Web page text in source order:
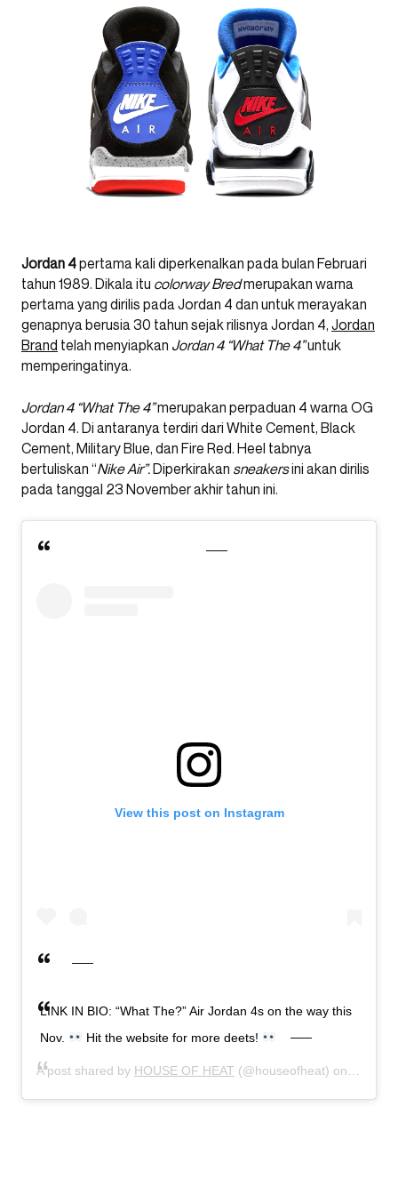
Jordan 4pertama kali diperkenalkan pada bulan Februari
tahun 1989. Dikala itu colorway Bredmerupakan warna
pertama yang dirilis pada Jordan 4 dan untuk merayakan
genapnya berusia 30 tahun sejak rilisnya Jordan 4, Jordan
Brand telah menyiapkan Jordan 4 “What The 4”untuk
memperingatinya.
Jordan 4 “What The 4”merupakan perpaduan 4 warna OG
Jordan 4. Di antaranya terdiri dari White Cement, Black
Cement, Military Blue, dan Fire Red. Heel tabnya
bertuliskan “Nike Air”.Diperkirakan sneakersini akan dirilis
pada tanggal 23 November akhir tahun ini.
View this post on Instagram
LINK IN BIO: “What The?” Air Jordan 4s on the way this
Nov.
Hit the website for more deets!
A post shared by HOUSE OF HEAT (@houseofheat) on